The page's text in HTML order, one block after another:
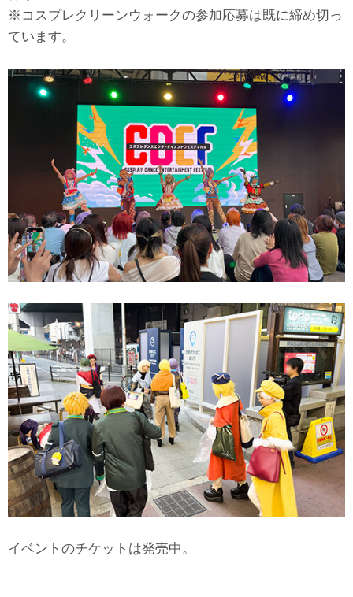
※コスプレクリーンウォークの参加応募は既に締め切っ
ています。
イベントのチケットは発売中。